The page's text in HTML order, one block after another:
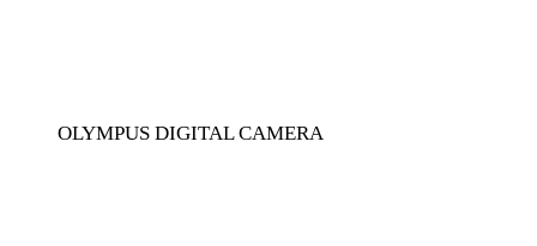
OLYMPUS DIGITAL CAMERA